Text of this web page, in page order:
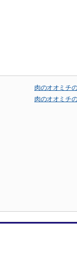
肉のオオミチ
肉のオオミチ